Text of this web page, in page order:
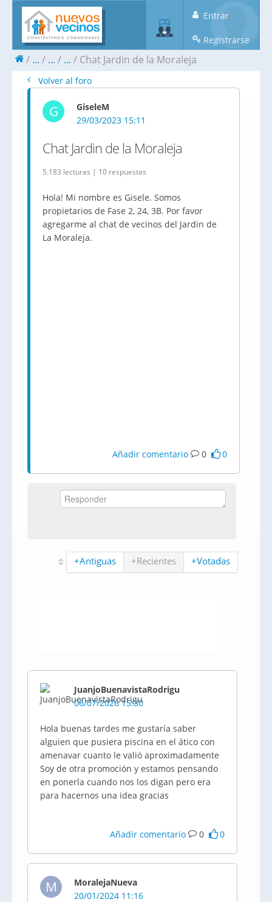
Entrar
Registrarse
... ... ... Chat Jardin de la Moraleja
Volver al foro
G
GiseleM
29/03/2023 15:11
Chat Jardin de la Moraleja
5.183 lecturas | 10 respuestas
Hola! Mi nombre es Gisele. Somos
propietarios de Fase 2, 24, 3B. Por favor
agregarme al chat de vecinos del Jardin de
La Moraleja.
Añadir comentario 0 0
+Antiguas +Recientes +Votadas
JuanjoBuenavistaRodrigu
06/07/2026 15:30
Hola buenas tardes me gustaría saber
alguien que pusiera piscina en el ático con
amenavar cuanto le valió aproximadamente
Soy de otra promoción y estamos pensando
en ponerla cuando nos los digan pero era
para hacernos una idea gracias
Añadir comentario 0 0
M
MoralejaNueva
20/01/2024 11:16